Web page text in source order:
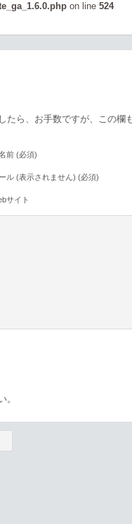
on line 524
たら、お手数ですが、この欄
前 (必須)
ル (表示されません) (必須)
サイト
。